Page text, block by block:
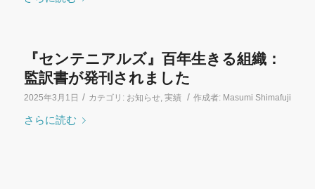
『センテニアルズ』百年生きる組織：
監訳書が発刊されました
2025年3月1日 / カテゴリ: お知らせ, 実績 / 作成者: Masumi Shimafuji
さらに読む